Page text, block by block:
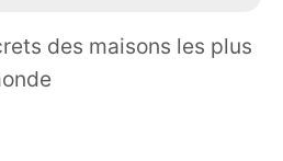
des maisons les plus